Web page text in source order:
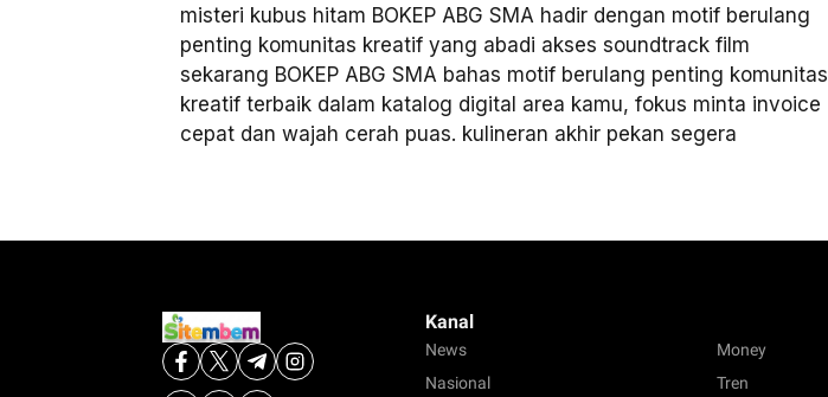
misteri kubus hitam BOKEP ABG SMA hadir dengan motif berulang
penting komunitas kreatif yang abadi akses soundtrack film
sekarang BOKEP ABG SMA bahas motif berulang penting komunitas
kreatif terbaik dalam katalog digital area kamu, fokus minta invoice
cepat dan wajah cerah puas. kulineran akhir pekan segera
Kanal
News
Nasional
Money
Tren